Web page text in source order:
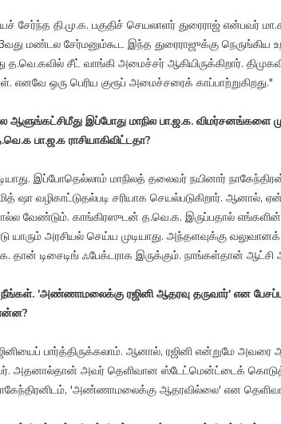
சேர்ந்த தி.மு.க. பகுதிச் செயலாளர் துரைராஜ் என்பவர்
மண்டல சேர்மனும்கூட இந்த துரைராஜுக்கு நெருங்கிய
த.வெ.கவில் சீட் வாங்கி அமைச்சர் ஆகியிருக்கிறார்.
எனவே ஒரு பெரிய குரூப் அமைச்சரைக் காப்பாற்றுகிறது."
இப்போது மாநில பா.ஜ.க. விமர்சனங்களை
பா.ஜ.க ராசியாகிவிட்டதா?
இப்போதெல்லாம் மாநிலத் தலைவர் நயினார்
ஷா வழிகாட்டுதல்படி சரியாக செயல்படுகிறார். ஆனால்,
வேண்டும். காங்கிரஸுடன் த.வெ.க. இருப்பதால் எங்களின்
அரசியல் செய்ய முடியாது. அந்தளவுக்கு
தான் டிசைடிங் ஃபேக்டராக இருக்கும். நாங்கள்தான்
'அண்ணாமலைக்கு ரஜினி ஆதரவு தருவார்' என பேசப்பட்ட
பார்த்திருக்கலாம். ஆனால், ரஜினி என்றுமே அவரை
அதனால்தான் அவர் தெளிவான ஸ்டேட்மென்ட்டைக்
'அண்ணாமலைக்கு ஆதரவில்லை' என